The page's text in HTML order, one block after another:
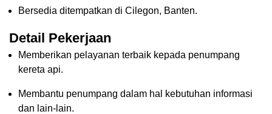
Bersedia ditempatkan di Cilegon, Banten.
Detail Pekerjaan
Memberikan pelayanan terbaik kepada penumpang
kereta api.
Membantu penumpang dalam hal kebutuhan informasi
dan lain-lain.